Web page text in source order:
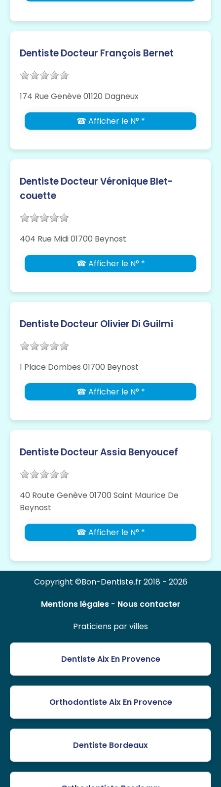
Dentiste Docteur François Bernet
174 Rue Genève 01120 Dagneux
☎ Afficher le N° *
Dentiste Docteur Véronique Blet-
couette
404 Rue Midi 01700 Beynost
☎ Afficher le N° *
Dentiste Docteur Olivier Di Guilmi
1 Place Dombes 01700 Beynost
☎ Afficher le N° *
Dentiste Docteur Assia Benyoucef
40 Route Genève 01700 Saint Maurice De
Beynost
☎ Afficher le N° *
Copyright ©Bon-Dentiste.fr 2018 - 2026
Mentions légales- Nous contacter
Praticiens par villes
Dentiste Aix En Provence
Orthodontiste Aix En Provence
Dentiste Bordeaux